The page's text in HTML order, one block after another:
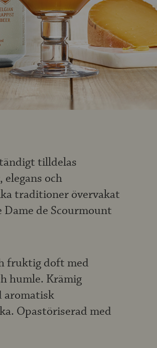
tilldelas
och
traditioner övervakat
de Scourmount
fruktig doft med
humle. Krämig
aromatisk
Opastöriserad med